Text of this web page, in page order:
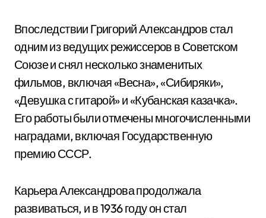
Впоследствии Григорий Александров стал
одним из ведущих режиссеров в Советском
Союзе и снял несколько знаменитых
фильмов, включая «Весна», «Сибиряки»,
«Девушка с гитарой» и «Кубанская казачка».
Его работы были отмечены многочисленными
наградами, включая Государственную
премию СССР.
Карьера Александрова продолжала
развиваться, и в 1936 году он стал